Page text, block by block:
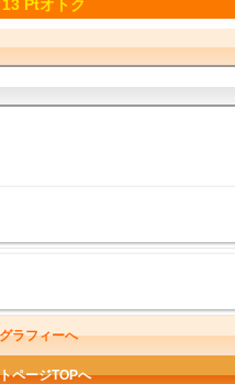
13 Ptオトク
ラフィーへ
ページTOPへ